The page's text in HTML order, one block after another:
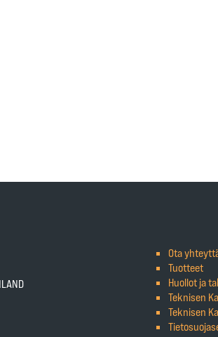
Ota
Tuotteet
Huollot ja
Teknisen
Teknisen